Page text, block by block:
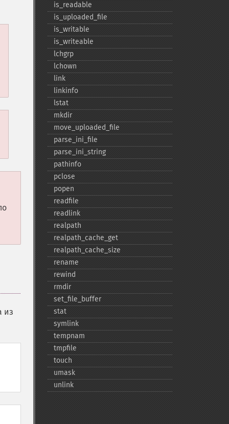
из
is_​readable
is_​uploaded_​file
is_​writable
is_​writeable
lchgrp
lchown
link
linkinfo
lstat
mkdir
move_​uploaded_​file
parse_​ini_​file
parse_​ini_​string
pathinfo
pclose
popen
readfile
readlink
realpath
realpath_​cache_​get
realpath_​cache_​size
rename
rewind
rmdir
set_​file_​buffer
stat
symlink
tempnam
tmpfile
touch
umask
unlink